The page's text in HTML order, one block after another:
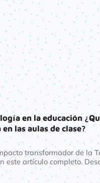
en la educación
las aulas de clase?
transformador de la
este artículo completo.
remodelando el
experiencias de